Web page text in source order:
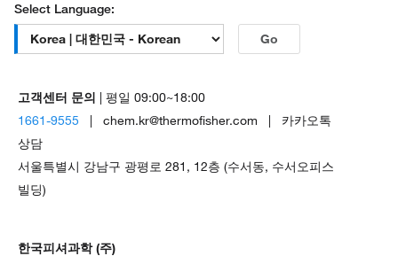
Select Language:
Go
고객센터 문의 | 평일 09:00~18:00
1661-9555 | chem.kr@thermofisher.com | 카카오톡
상담
서울특별시 강남구 광평로 281, 12층 (수서동, 수서오피스
빌딩)
한국피셔과학 (주)